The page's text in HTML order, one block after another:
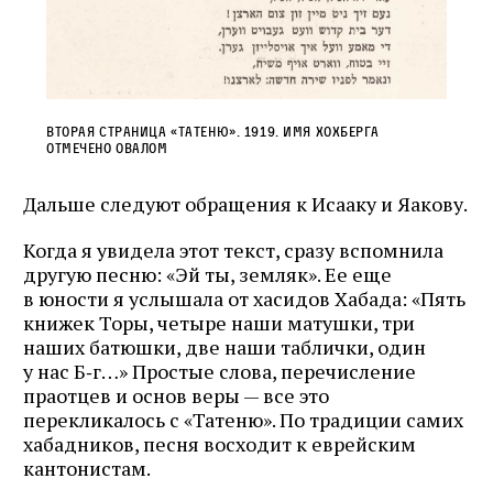
Вторая страница «Татеню». 1919. Имя Хохберга
отмечено овалом
Дальше следуют обращения к Исааку и Яакову.
Когда я увидела этот текст, сразу вспомнила
другую песню: «Эй ты, земляк». Ее еще
в юности я услышала от хасидов Хабада: «Пять
книжек Торы, четыре наши матушки, три
наших батюшки, две наши таблички, один
у нас Б‑г…» Простые слова, перечисление
праотцев и основ веры — все это
перекликалось с «Татеню». По традиции самих
хабадников, песня восходит к еврейским
кантонистам.